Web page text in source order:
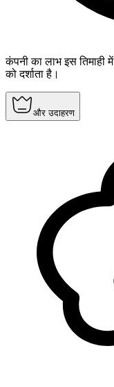
कंपनी का लाभ इस
को दर्शाता है।
और उदाहरण